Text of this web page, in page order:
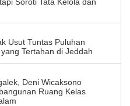
Usut Tuntas Puluhan
Tertahan di Jeddah
Deni Wicaksono
Ruang Kelas